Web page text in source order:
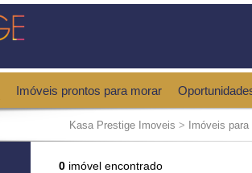
Imóveis prontos para morar
Kasa Prestige Imoveis > Imóveis
0 imóvel encontrado